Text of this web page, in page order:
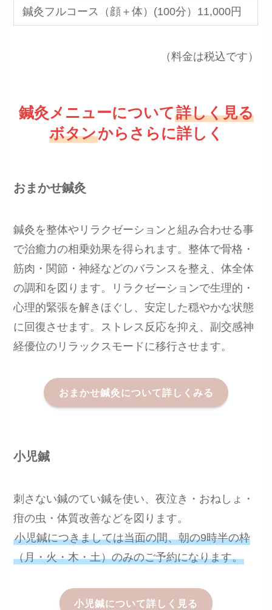
鍼灸フルコース（顔＋体）(100分）11,000円
（料金は税込です）
鍼灸メニューについて詳しく見る
ボタンからさらに詳しく
おまかせ鍼灸
鍼灸を整体やリラクゼーションと組み合わせる事
で治癒力の相乗効果を得られます。整体で骨格・
筋肉・関節・神経などのバランスを整え、体全体
の調和を図ります。リラクゼーションで生理的・
心理的緊張を解きほぐし、安定した穏やかな状態
に回復させます。ストレス反応を抑え、副交感神
経優位のリラックスモードに移行させます。
おまかせ鍼灸について詳しくみる
小児鍼
刺さない鍼のてい鍼を使い、夜泣き・おねしょ・
疳の虫・体質改善などを図ります。
小児鍼につきましては当面の間、朝の9時半の枠
（月・火・木・土）のみのご予約になります。
小児鍼について詳しく見る